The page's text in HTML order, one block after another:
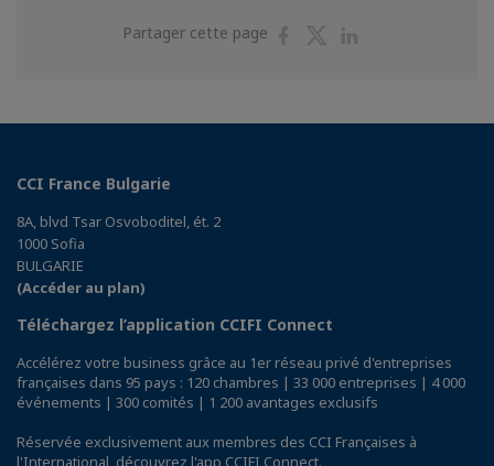
Partager cette page
PartagerPartager
CCI France Bulgarie
8A, blvd Tsar Osvoboditel, ét. 2
1000 Sofia
BULGARIE
(Accéder au plan)
Téléchargez l’application CCIFI Connect
Accélérez votre business grâce au 1er réseau privé d'entreprises
françaises dans 95 pays : 120 chambres | 33 000 entreprises | 4 000
événements | 300 comités | 1 200 avantages exclusifs
Réservée exclusivement aux membres des CCI Françaises à
l'International, découvrez l'app CCIFI Connect.